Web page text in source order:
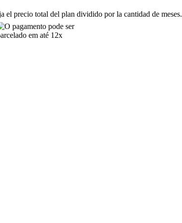
el precio total del plan dividido por la cantidad de meses.